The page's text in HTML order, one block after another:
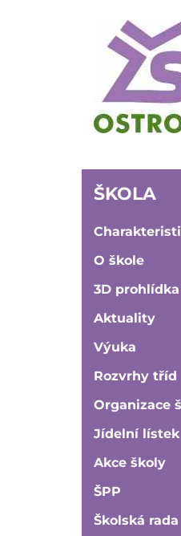
ŠKOLA
ŠKOLA
O škole
3D
Aktuality
Výuka
Rozvrhy tříd
Organizace
Jídelní lístek
Akce školy
ŠPP
Školská rada